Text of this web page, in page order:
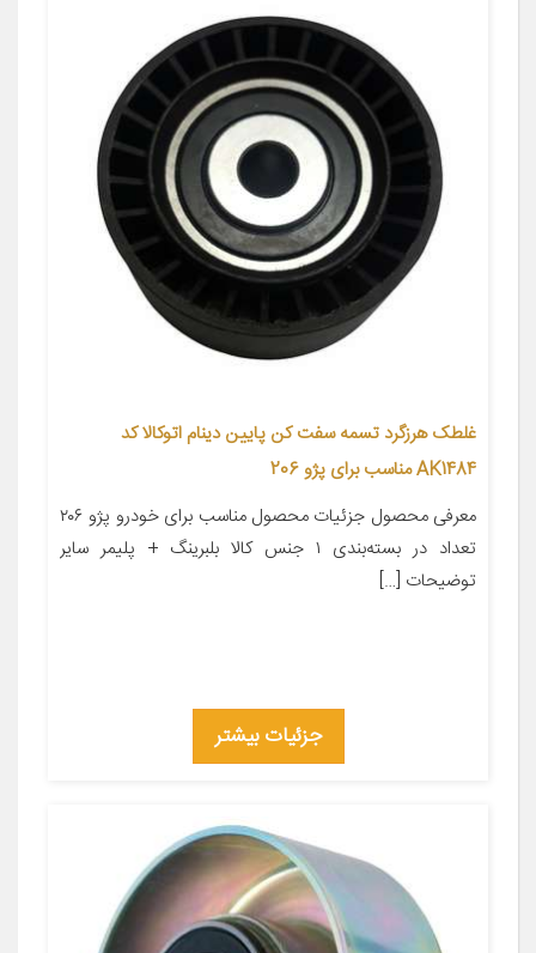
غلطک هرزگرد تسمه سفت کن پایین دینام اتوکالا کد
AK1484 مناسب برای پژو 206
معرفی محصول جزئیات محصول مناسب برای خودرو پژو ۲۰۶
تعداد در بسته‌بندی ۱ جنس کالا بلبرینگ + پلیمر سایر
توضیحات […]
جزئیات بیشتر